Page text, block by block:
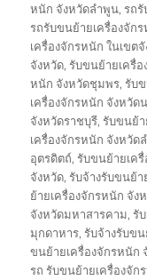
หนัก จังหวัดลำพูน,รถ
รถรับขนย้ายเครื่องจัก
เครื่องจักรหนัก ในเขตจั
จังหวัด,รับขนย้ายเครื่
หนัก จังหวัดชุมพร,รับ
เครื่องจักรหนัก จังหวัด
จังหวัดราชบุรี,รับขนย้า
เครื่องจักรหนัก จังหวัด
อุตรดิตถ์,รับขนย้ายเค
จังหวัด,รับจ้างรับขนย้
ย้ายเครื่องจักรหนัก จัง
จังหวัดมหาสารคาม,รั
มุกดาหาร,รับจ้างรับข
ขนย้ายเครื่องจักรหนัก
รถ รับขนย้ายเครื่องจั